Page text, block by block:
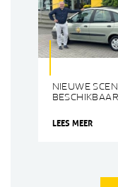
NIEUWE
BESCHIKBAAR
LEES MEER